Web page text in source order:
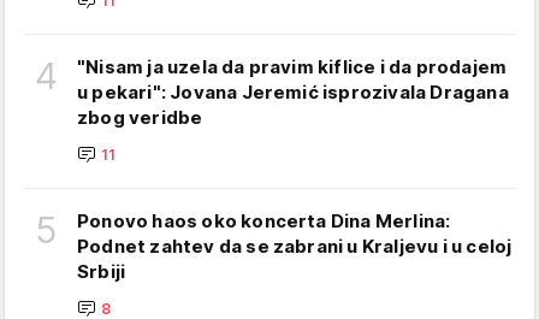
4
"Nisam ja uzela da pravim kiflice i da prodajem
u pekari": Jovana Jeremić isprozivala Dragana
zbog veridbe
11
5
Ponovo haos oko koncerta Dina Merlina:
Podnet zahtev da se zabrani u Kraljevu i u celoj
Srbiji
8